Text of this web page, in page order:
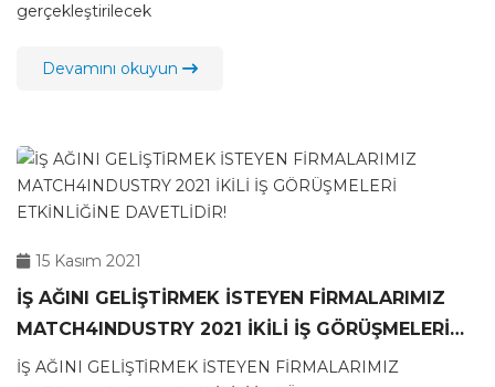
gerçekleştirilecek
Devamını okuyun
15 Kasım 2021
İŞ AĞINI GELİŞTİRMEK İSTEYEN FİRMALARIMIZ
MATCH4INDUSTRY 2021 İKİLİ İŞ GÖRÜŞMELERİ
ETKİNLİĞİNE DAVETLİDİR!
İŞ AĞINI GELİŞTİRMEK İSTEYEN FİRMALARIMIZ